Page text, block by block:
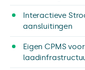
Interactieve
aansluitingen
Eigen CPMS